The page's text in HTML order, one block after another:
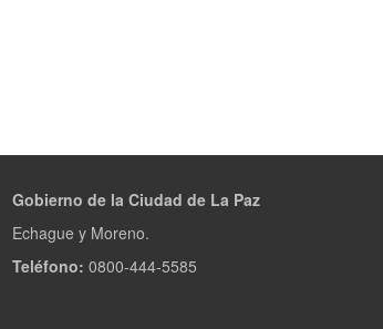
Gobierno de la Ciudad de La Paz
Echague y Moreno.
Teléfono: 0800-444-5585